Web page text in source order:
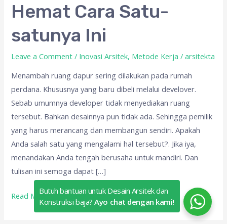
Hemat Cara Satu-
satunya Ini
Leave a Comment / Inovasi Arsitek, Metode Kerja /arsitekta
Menambah ruang dapur sering dilakukan pada rumah
perdana. Khususnya yang baru dibeli melalui develover.
Sebab umumnya developer tidak menyediakan ruang
tersebut. Bahkan desainnya pun tidak ada. Sehingga pemilik
yang harus merancang dan membangun sendiri. Apakah
Anda salah satu yang mengalami hal tersebut?. Jika iya,
menandakan Anda tengah berusaha untuk mandiri. Dan
tulisan ini semoga dapat […]
Agar
Hemat
Cara
Satu-
Ini
Read More »
Butuh bantuan untuk Desain Arsitek dan
Konstruksi baja?Ayo chat dengan kami!